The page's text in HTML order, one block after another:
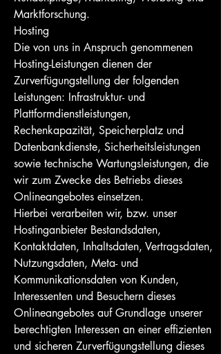
Marktforschung.
Hosting
Die von uns in Anspruch genommenen
Hosting-Leistungen dienen der
Zurverfügungstellung der folgenden
Leistungen: Infrastruktur- und
Plattformdienstleistungen,
Rechenkapazität, Speicherplatz und
Datenbankdienste, Sicherheitsleistungen
sowie technische Wartungsleistungen, die
wir zum Zwecke des Betriebs dieses
Onlineangebotes einsetzen.
Hierbei verarbeiten wir, bzw. unser
Hostinganbieter Bestandsdaten,
Kontaktdaten, Inhaltsdaten, Vertragsdaten,
Nutzungsdaten, Meta- und
Kommunikationsdaten von Kunden,
Interessenten und Besuchern dieses
Onlineangebotes auf Grundlage unserer
berechtigten Interessen an einer effizienten
und sicheren Zurverfügungstellung dieses